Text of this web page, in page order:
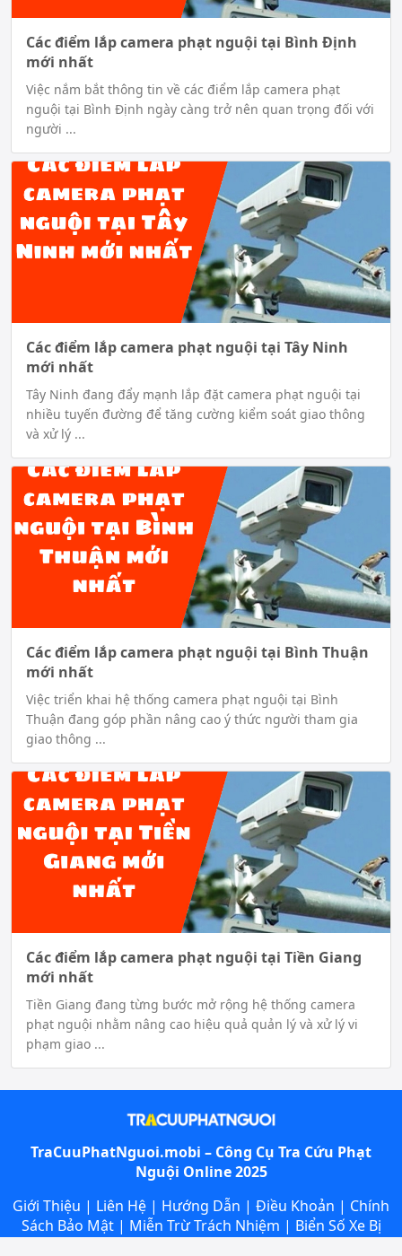
Các điểm lắp camera phạt nguội tại Bình Định
mới nhất
Việc nắm bắt thông tin về các điểm lắp camera phạt
nguội tại Bình Định ngày càng trở nên quan trọng đối với
người ...
Các điểm lắp camera phạt nguội tại Tây Ninh
mới nhất
Tây Ninh đang đẩy mạnh lắp đặt camera phạt nguội tại
nhiều tuyến đường để tăng cường kiểm soát giao thông
và xử lý ...
Các điểm lắp camera phạt nguội tại Bình Thuận
mới nhất
Việc triển khai hệ thống camera phạt nguội tại Bình
Thuận đang góp phần nâng cao ý thức người tham gia
giao thông ...
Các điểm lắp camera phạt nguội tại Tiền Giang
mới nhất
Tiền Giang đang từng bước mở rộng hệ thống camera
phạt nguội nhằm nâng cao hiệu quả quản lý và xử lý vi
phạm giao ...
TraCuuPhatNguoi.mobi – Công Cụ Tra Cứu Phạt
Nguội Online 2025
Giới Thiệu | Liên Hệ | Hướng Dẫn | Điều Khoản | Chính
Sách Bảo Mật| Miễn Trừ Trách Nhiệm | Biển Số Xe Bị